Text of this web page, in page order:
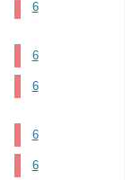
6
6
6
6
6